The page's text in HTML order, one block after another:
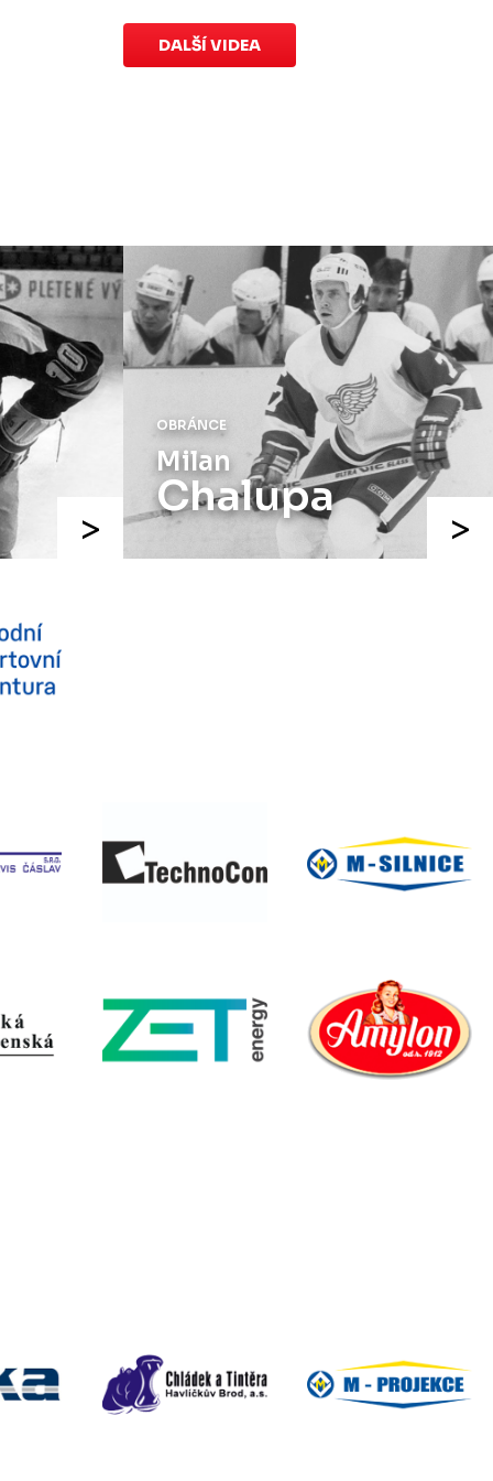
speciálních dresů končí v neděli 11.
ledna ve 20:00
Kluby se domluvily na náhradním
termínu, Bruslaři se s Ústím nad
Labem utkají domav Kotlině ve
středu 26. listopadu od 18:00 .
DALŠÍ VIDEA
OBRÁNCE
Jaroslav
Benák